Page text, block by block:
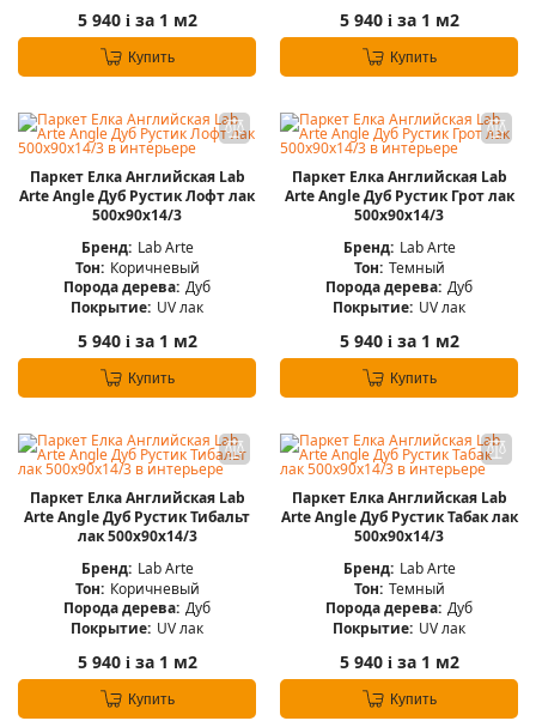
5 940 iза 1 м2
Купить
5 940 iза 1 м2
Купить
Паркет Елка Английская Lab
Arte Angle Дуб Рустик Лофт лак
500х90х14/3
Бренд: Lab Arte
Тон: Коричневый
Порода дерева: Дуб
Покрытие: UV лак
5 940 iза 1 м2
Купить
Паркет Елка Английская Lab
Arte Angle Дуб Рустик Грот лак
500х90х14/3
Бренд: Lab Arte
Тон: Темный
Порода дерева: Дуб
Покрытие: UV лак
5 940 iза 1 м2
Купить
Паркет Елка Английская Lab
Arte Angle Дуб Рустик Тибальт
лак 500х90х14/3
Бренд: Lab Arte
Тон: Коричневый
Порода дерева: Дуб
Покрытие: UV лак
5 940 iза 1 м2
Купить
Паркет Елка Английская Lab
Arte Angle Дуб Рустик Табак лак
500х90х14/3
Бренд: Lab Arte
Тон: Темный
Порода дерева: Дуб
Покрытие: UV лак
5 940 iза 1 м2
Купить